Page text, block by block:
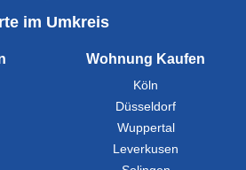
im Umkreis
Wohnung Kaufen
Köln
Düsseldorf
Wuppertal
Leverkusen